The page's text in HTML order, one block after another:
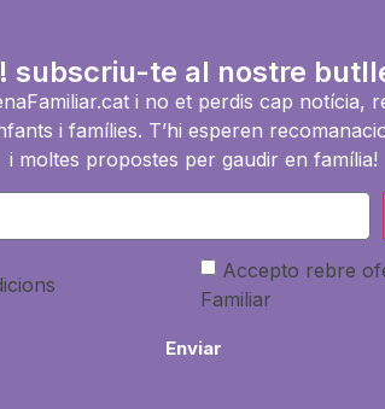
subscriu-te al nostre
i no et perdis cap notícia,
i famílies. T’hi esperen
i moltes propostes per gaudir en família!
Accepto rebre
Familiar
Enviar